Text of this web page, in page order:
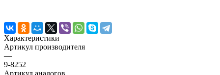
Характеристики
Артикул производителя
—
9-8252
Артикул аналогов